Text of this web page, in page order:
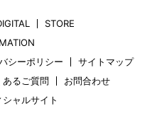
STORE
シーポリシー
サイトマップ
あるご質問
お問合わせ
ャルサイト